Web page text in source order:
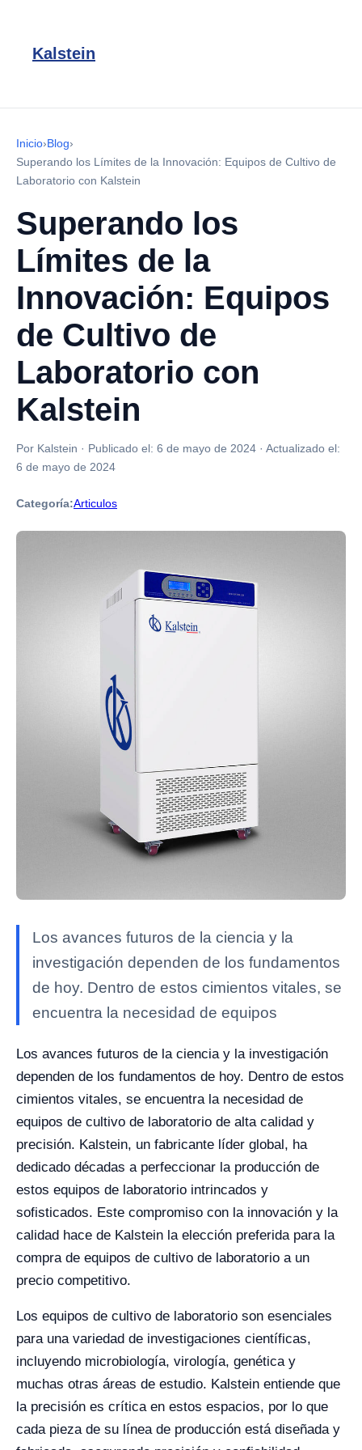
Kalstein
Inicio›Blog›
Superando los Límites de la Innovación: Equipos de Cultivo de
Laboratorio con Kalstein
Superando los
Límites de la
Innovación: Equipos
de Cultivo de
Laboratorio con
Kalstein
Por Kalstein · Publicado el: 6 de mayo de 2024 · Actualizado el:
6 de mayo de 2024
Categoría:Articulos
Los avances futuros de la ciencia y la
investigación dependen de los fundamentos
de hoy. Dentro de estos cimientos vitales, se
encuentra la necesidad de equipos
Los avances futuros de la ciencia y la investigación
dependen de los fundamentos de hoy. Dentro de estos
cimientos vitales, se encuentra la necesidad de
equipos de cultivo de laboratorio de alta calidad y
precisión. Kalstein, un fabricante líder global, ha
dedicado décadas a perfeccionar la producción de
estos equipos de laboratorio intrincados y
sofisticados. Este compromiso con la innovación y la
calidad hace de Kalstein la elección preferida para la
compra de equipos de cultivo de laboratorio a un
precio competitivo.
Los equipos de cultivo de laboratorio son esenciales
para una variedad de investigaciones científicas,
incluyendo microbiología, virología, genética y
muchas otras áreas de estudio. Kalstein entiende que
la precisión es crítica en estos espacios, por lo que
cada pieza de su línea de producción está diseñada y